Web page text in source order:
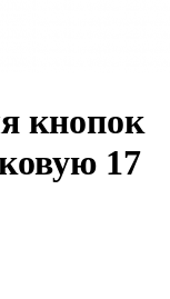
кнопок
17